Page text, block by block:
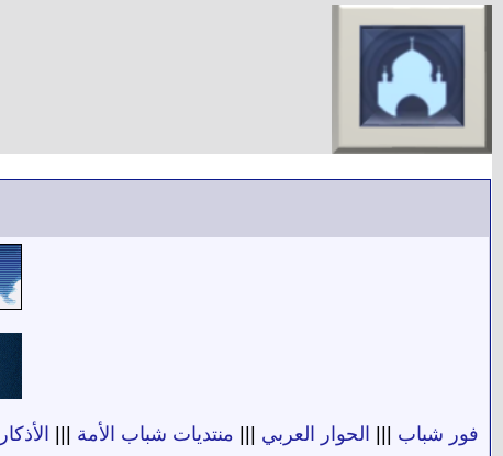
فور شباب الحوار العربي منتديات شباب الأمة الأذكار